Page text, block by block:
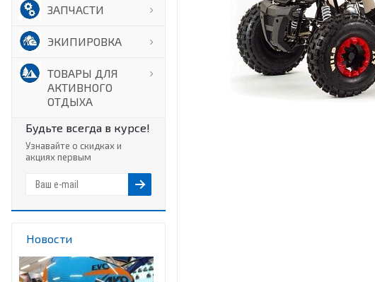
ЗАПЧАСТИ
ЭКИПИРОВКА
ТОВАРЫ ДЛЯ
АКТИВНОГО
ОТДЫХА
Будьте всегда в курсе!
Узнавайте о скидках и
акциях первым
Новости